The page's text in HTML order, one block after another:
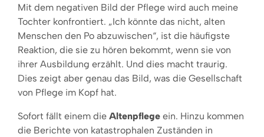
Mit dem negativen Bild der Pflege wird auch meine
Tochter konfrontiert. „Ich könnte das nicht, alten
Menschen den Po abzuwischen“, ist die häufigste
Reaktion, die sie zu hören bekommt, wenn sie von
ihrer Ausbildung erzählt. Und dies macht traurig.
Dies zeigt aber genau das Bild, was die Gesellschaft
von Pflege im Kopf hat.
Sofort fällt einem die Altenpflege ein. Hinzu kommen
die Berichte von katastrophalen Zuständen in